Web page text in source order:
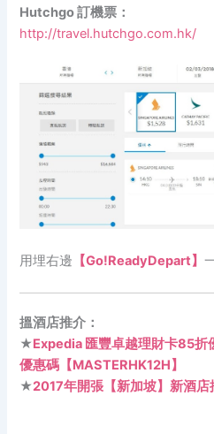
Hutchgo 訂機票：
http://travel.hutchgo.com.hk/
用埋右邊 【Go!ReadyDepart】
搵酒店推介：
★Expedia 匯豐卓越理財卡85折
優惠碼【MASTERHK12H】
★2017年開張【新加坡】新酒店